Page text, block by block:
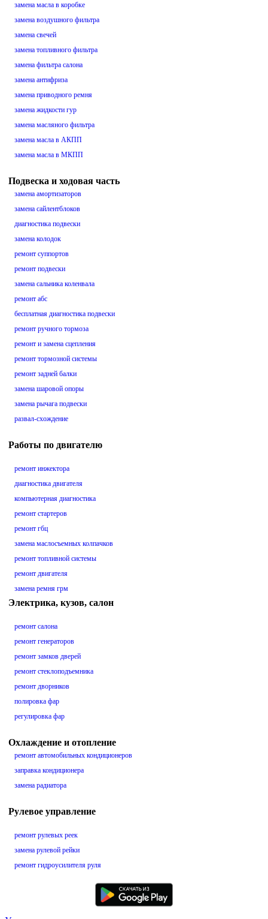
замена масла в коробке
замена воздушного фильтра
замена свечей
замена топливного фильтра
замена фильтра салона
замена антифриза
замена приводного ремня
замена жидкости гур
замена масляного фильтра
замена масла в АКПП
замена масла в МКПП
Подвеска и ходовая часть
замена амортизаторов
замена сайлентблоков
диагностика подвески
замена колодок
ремонт суппортов
ремонт подвески
замена сальника коленвала
ремонт абс
бесплатная диагностика подвески
ремонт ручного тормоза
ремонт и замена сцепления
ремонт тормозной системы
ремонт задней балки
замена шаровой опоры
замена рычага подвески
развал-схождение
Работы по двигателю
ремонт инжектора
диагностика двигателя
компьютерная диагностика
ремонт стартеров
ремонт гбц
замена маслосъемных колпачков
ремонт топливной системы
ремонт двигателя
замена ремня грм
Электрика, кузов, салон
ремонт салона
ремонт генераторов
ремонт замков дверей
ремонт стеклоподъемника
ремонт дворников
полировка фар
регулировка фар
Охлаждение и отопление
ремонт автомобильных кондиционеров
заправка кондиционера
замена радиатора
Рулевое управление
ремонт рулевых реек
замена рулевой рейки
ремонт гидроусилителя руля